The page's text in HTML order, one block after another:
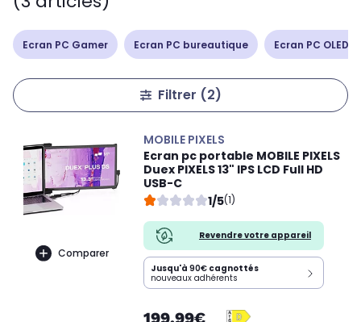
Ecran PC Gamer Ecran PC bureautique Ecran PC OLED /
Filtrer (2)
Comparer
MOBILE PIXELS
Ecran pc portable MOBILE PIXELS
Duex PIXELS 13" IPS LCD Full HD
USB-C
1/5(1)
Revendre votre appareil
Jusqu'à 90€ cagnottés
nouveaux adhérents
199,99€